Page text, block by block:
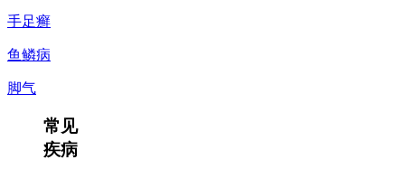
手足癣
鱼鳞病
脚气
常见
疾病